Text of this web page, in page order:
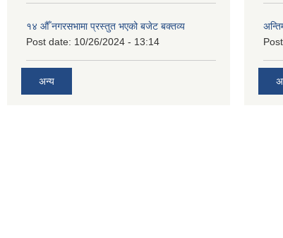
१४ औँ नगरसभामा प्रस्तुत भएको बजेट बक्तव्य
Post date: 10/26/2024 - 13:14
अन्य